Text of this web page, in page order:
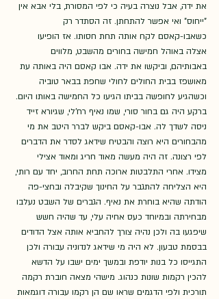
את ידה, אבל נוצרה בעיה כי לפי המסורת, בלי אבא אין
"ייחוס" ואי אפשר להתחתן. זה הסתדר רק
כשאבו-קאסם לקח אותה תחת חסותו. אז הופיעו
אצלה באוהל חמישה בחורים מהשבט, מלווים
באבותיהם, וביקשו את ידה. אבו קאסם היה באותה עת
מאושפז בבית החולים לחולי שחפת בבאר טוביה
וכשהגיע לחופשה בביתו הגיעו כל החמישה באותו היום.
ברקע היה גם בחור סורי, שמו נאיף רח'לי, שגיורא זייד
ניסה לשדך לה. אבו-קאסם ביקש לברר היטב את מי
מהבחורים היא רוצה והבטיח שידאג לסדר את הדברים
לפי רצונה. זה היה מעשה מאוד חריג ומאוד אצילי
מצידו. אחרי התלבטות ארוכה תחת החרוב, יחד עם רותי,
היא הצליחה להתגבר על החינוך שקיבלה ובחצי-פה
הודתה שהיא בוחרת את נאיף. הגברים של השבט נעלבו
מבחירתה ובמיוחד כעס אחיה עלי, עד שהיה חשש
שיפגעו בה ולכן נהיה צורך להחביא אותה אצל הדודים
בבסמת טבעון. לא היה מי שידאג לנדוניה עבורה ולכן
התגייסו כל בנות יודפת ובמשך ימים ישבו על הדשא
להכין רקמות שונות כנהוג. מישהי מצאה חוברת רקמה
תורכית ולפי הדגמים שראו שם הן רקמו עבורה דוגמאות